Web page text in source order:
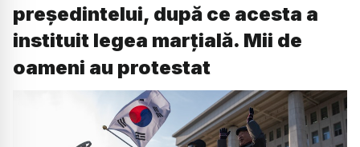
președintelui, după ce acesta a
instituit legea marțială. Mii de
oameni au protestat